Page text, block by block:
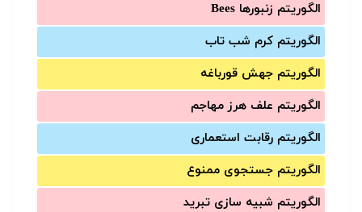
الگوریتم زنبورها Bees
الگوریتم کرم شب تاب
الگوریتم جهش قورباغه
الگوریتم علف هرز مهاجم
الگوریتم رقابت استعماری
الگوریتم جستجوی ممنوع
الگوریتم شبیه سازی تبرید